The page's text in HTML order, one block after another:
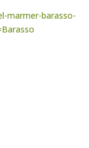
marmer-barasso-